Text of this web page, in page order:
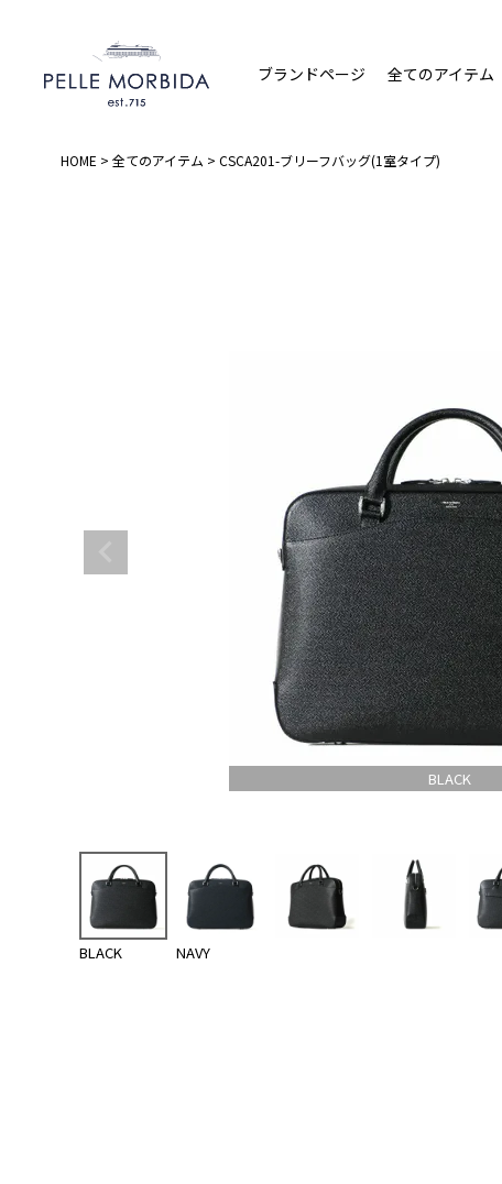
ブランドページ 全てのアイテム
HOME 全てのアイテム CSCA201-ブリーフバッグ(1室タイプ)
BLACK
BLACK NAVY